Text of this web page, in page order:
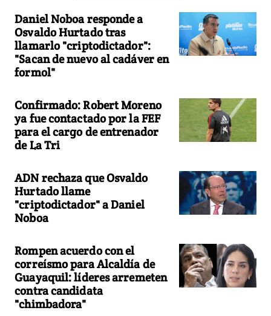
Daniel Noboa responde a
Osvaldo Hurtado tras
llamarlo "criptodictador":
"Sacan de nuevo al cadáver en
formol"
Confirmado: Robert Moreno
ya fue contactado por la FEF
para el cargo de entrenador
de La Tri
ADN rechaza que Osvaldo
Hurtado llame
"criptodictador" a Daniel
Noboa
Rompen acuerdo con el
correísmo para Alcaldía de
Guayaquil: líderes arremeten
contra candidata
"chimbadora"